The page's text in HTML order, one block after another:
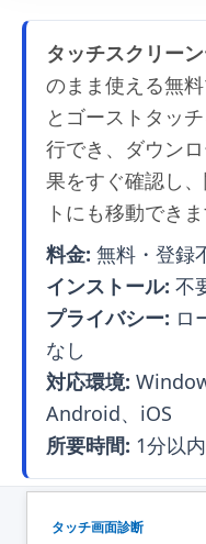
タッチスクリー
のまま使える無
とゴーストタッ
行でき、ダウン
果をすぐ確認し
トにも移動できま
料金: 無料・登録
インストール: 不
プライバシー: ロ
なし
対応環境:
Android、iOS
所要時間: 1分以内
タッチ画面診断